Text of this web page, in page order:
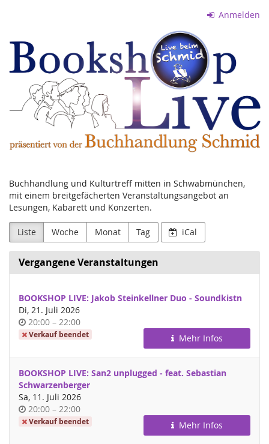
springen
Anmelden
Buchhandlung
Schmid
Buchhandlung und Kulturtreff mitten in Schwabmünchen,
mit einem breitgefächerten Veranstaltungsangebot an
Lesungen, Kabarett und Konzerten.
Liste Woche Monat Tag iCal
Vergangene Veranstaltungen
BOOKSHOP LIVE: Jakob Steinkellner Duo - Soundkistn
Di, 21. Juli 2026
Uhrzeit
20:00 –bis
22:00
Verkauf beendet Mehr Infos
BOOKSHOP LIVE: San2 unplugged - feat. Sebastian
Schwarzenberger
Sa, 11. Juli 2026
Uhrzeit
20:00 –bis
22:00
Verkauf beendet Mehr Infos